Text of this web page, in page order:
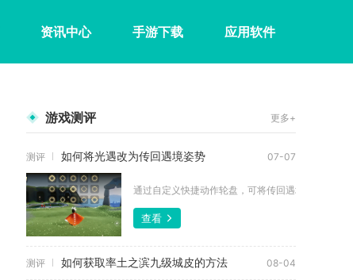
资讯中心 手游下载 应用软件
游戏测评 更多+
测评 如何将光遇改为传回遇境姿势 07-07
通过自定义快捷动作轮盘，可将传回遇境功能绑定
查看
测评 如何获取率土之滨九级城皮的方法 08-04